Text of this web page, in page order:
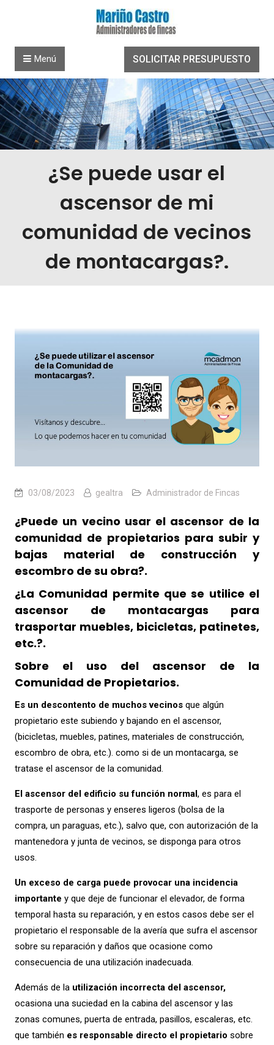
SOLICITAR PRESUPUESTO
Menú
¿Se puede usar el
ascensor de mi
comunidad de vecinos
de montacargas?.
03/08/2023 gealtra Administrador de Fincas
¿Puede un vecino usar el ascensor de la
comunidad de propietarios para subir y
bajas material de construcción y
escombro de su obra?.
¿La Comunidad permite que se utilice el
ascensor de montacargas para
trasportar muebles, bicicletas, patinetes,
etc.?.
Sobre el uso del ascensor de la
Comunidad de Propietarios.
Es un descontento de muchos vecinosque algún
propietario este subiendo y bajando en el ascensor,
(bicicletas, muebles, patines, materiales de construcción,
escombro de obra, etc.). como si de un montacarga, se
tratase el ascensor de la comunidad.
El ascensor del edificio sufunción normal , es para el
trasporte de personas y enseres ligeros (bolsa de la
compra, un paraguas, etc.), salvo que, con autorización de la
mantenedora y junta de vecinos, se disponga para otros
usos.
Un exceso de carga puede provocar una incidencia
importante y que deje de funcionar el elevador, de forma
temporal hasta su reparación, y en estos casos debe ser el
propietario el responsable de la avería que sufra el ascensor
sobre su reparación y daños que ocasione como
consecuencia de una utilización inadecuada.
Además de la utilización incorrecta del ascensor,
ocasiona una suciedad en la cabina del ascensor y las
zonas comunes, puerta de entrada, pasillos, escaleras, etc.
que también es responsable directo el propietario sobre